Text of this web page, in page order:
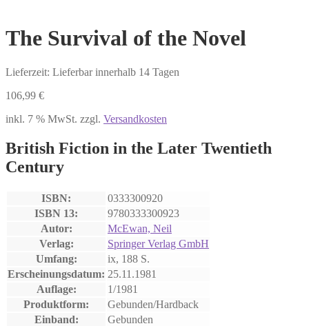
The Survival of the Novel
Lieferzeit: Lieferbar innerhalb 14 Tagen
106,99 €
inkl. 7 % MwSt. zzgl. Versandkosten
British Fiction in the Later Twentieth
Century
ISBN:
0333300920
ISBN 13:
9780333300923
Autor:
McEwan, Neil
Verlag:
Springer Verlag GmbH
Umfang:
ix, 188 S.
Erscheinungsdatum: 25.11.1981
Auflage:
1/1981
Produktform:
Gebunden/Hardback
Einband:
Gebunden